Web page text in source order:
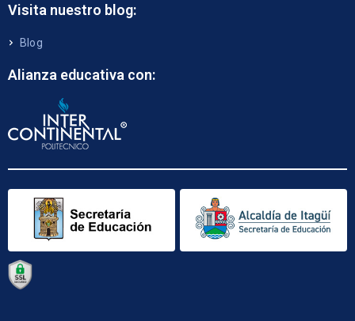
Visita nuestro blog:
Blog
Alianza educativa con: